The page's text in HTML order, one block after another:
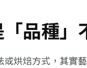
品種」
烘焙方式，其實